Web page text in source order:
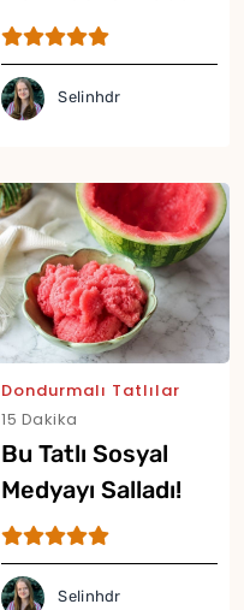
Sütlü Dondurma
Tarifi
Selinhdr
Dondurmalı Tatlılar
15 Dakika
Bu Tatlı Sosyal
Medyayı Salladı!
Viral Karpuzlu
Dondurma Tarifi
Selinhdr